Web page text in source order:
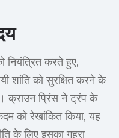
नियंत्रित करते हुए,
शांति को सुरक्षित करने के
क्राउन प्रिंस ने ट्रंप के
को रेखांकित किया, यह
के लिए इसका गहरा